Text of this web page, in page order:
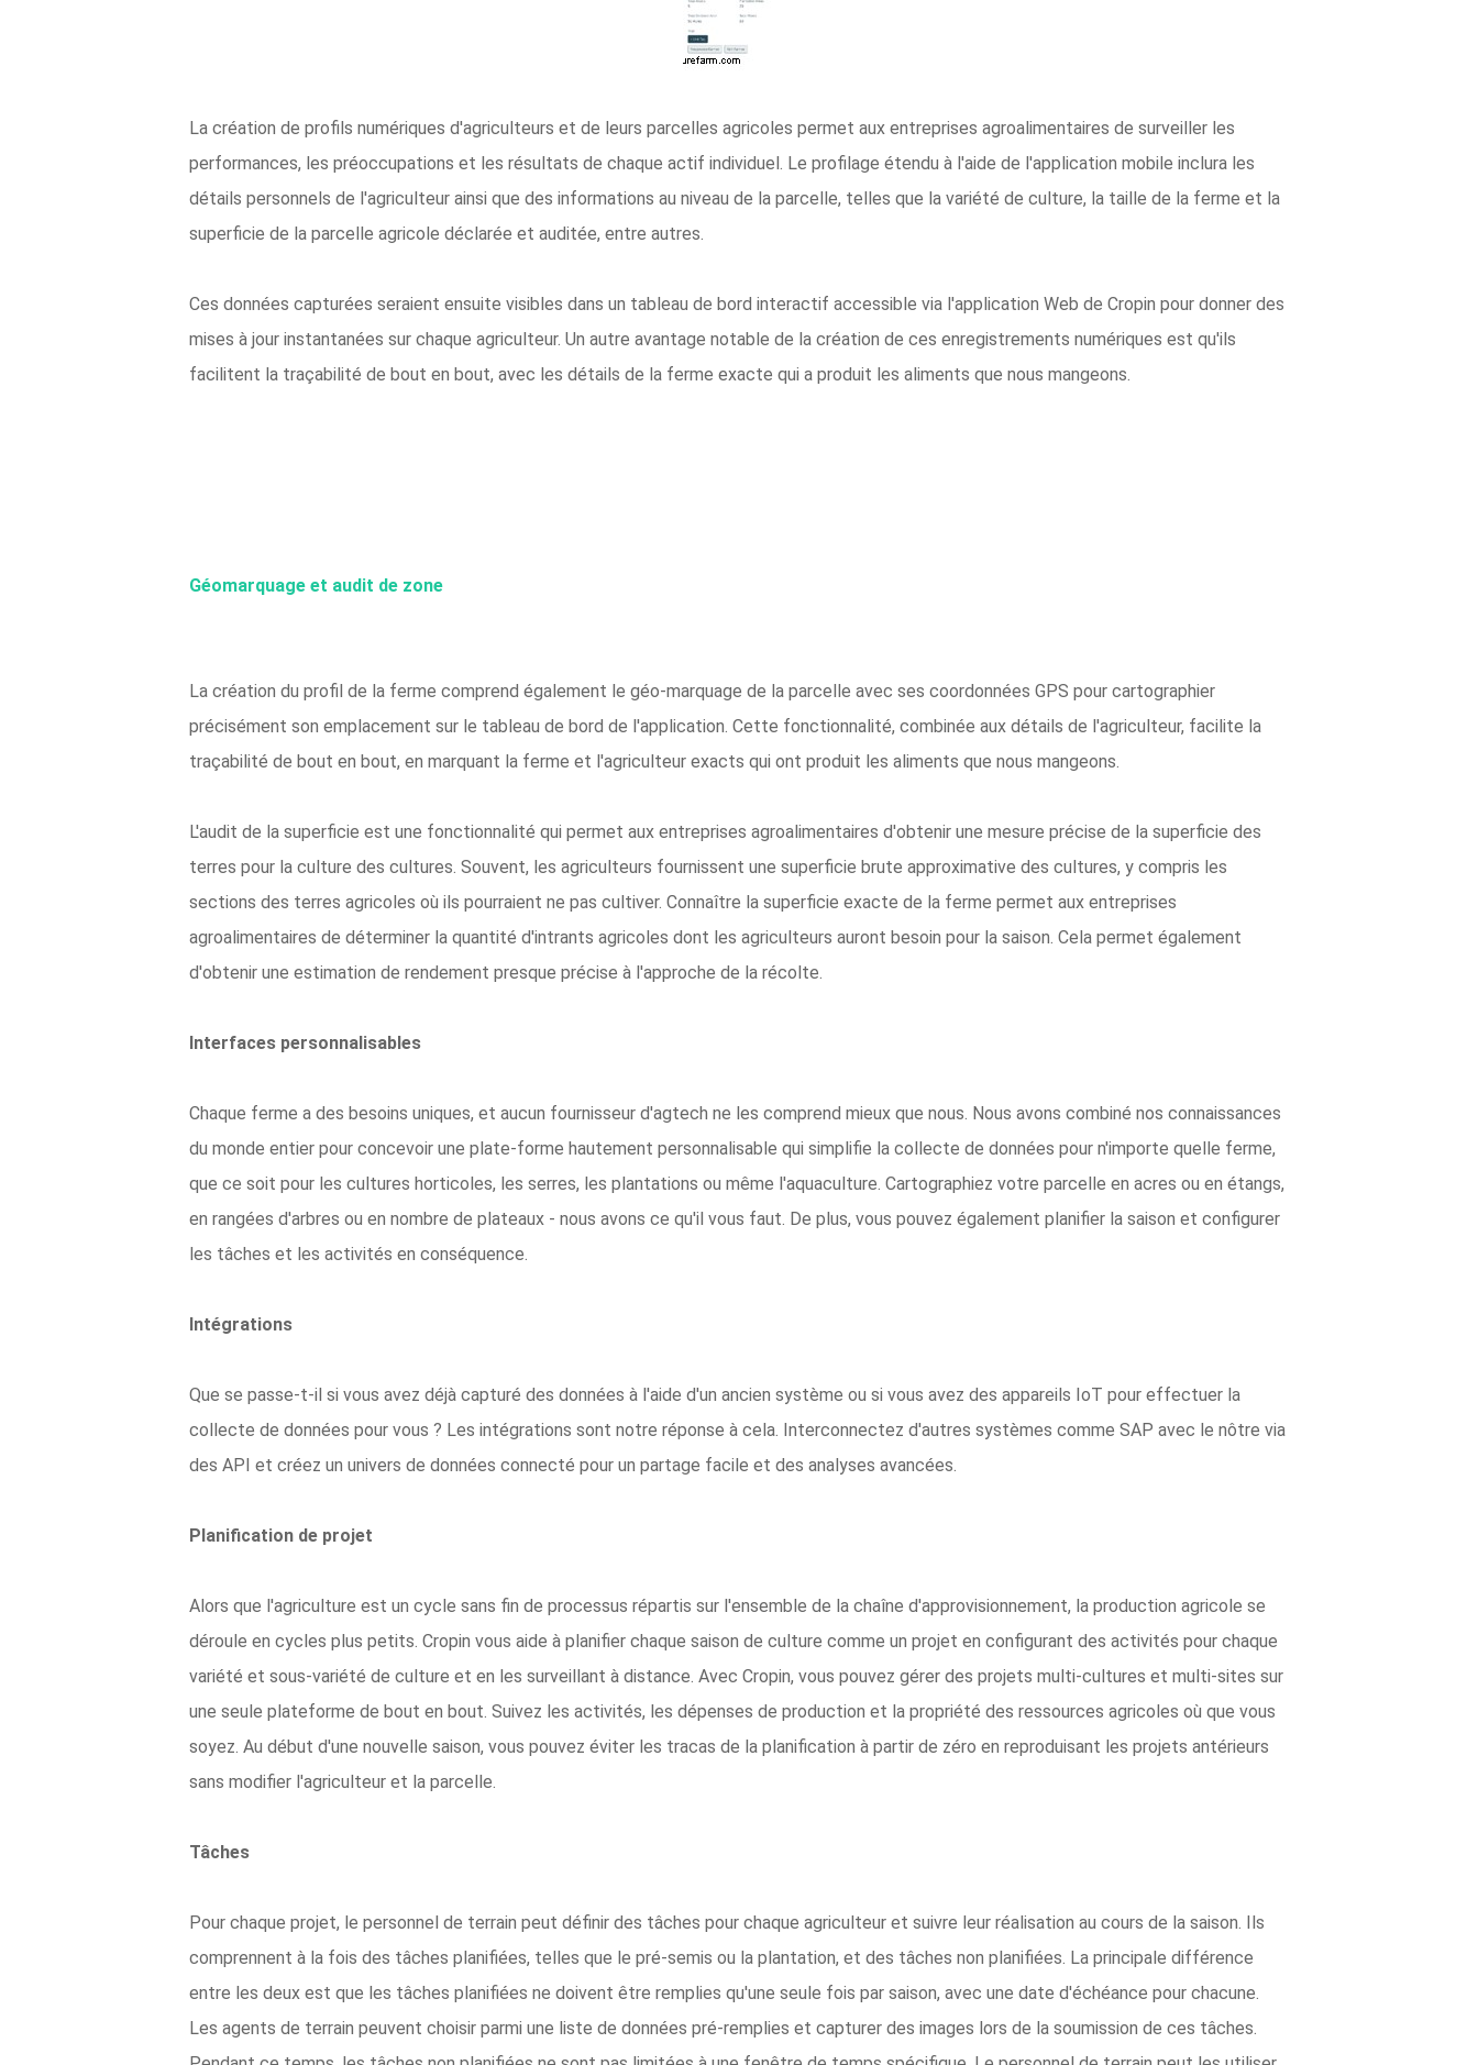
La création de profils numériques d'agriculteurs et de leurs parcelles agricoles permet aux entreprises agroalimentaires de surveiller les
performances, les préoccupations et les résultats de chaque actif individuel. Le profilage étendu à l'aide de l'application mobile inclura les
détails personnels de l'agriculteur ainsi que des informations au niveau de la parcelle, telles que la variété de culture, la taille de la ferme et la
superficie de la parcelle agricole déclarée et auditée, entre autres.
Ces données capturées seraient ensuite visibles dans un tableau de bord interactif accessible via l'application Web de Cropin pour donner des
mises à jour instantanées sur chaque agriculteur. Un autre avantage notable de la création de ces enregistrements numériques est qu'ils
facilitent la traçabilité de bout en bout, avec les détails de la ferme exacte qui a produit les aliments que nous mangeons.
Géomarquage et audit de zone
La création du profil de la ferme comprend également le géo-marquage de la parcelle avec ses coordonnées GPS pour cartographier
précisément son emplacement sur le tableau de bord de l'application. Cette fonctionnalité, combinée aux détails de l'agriculteur, facilite la
traçabilité de bout en bout, en marquant la ferme et l'agriculteur exacts qui ont produit les aliments que nous mangeons.
L'audit de la superficie est une fonctionnalité qui permet aux entreprises agroalimentaires d'obtenir une mesure précise de la superficie des
terres pour la culture des cultures. Souvent, les agriculteurs fournissent une superficie brute approximative des cultures, y compris les
sections des terres agricoles où ils pourraient ne pas cultiver. Connaître la superficie exacte de la ferme permet aux entreprises
agroalimentaires de déterminer la quantité d'intrants agricoles dont les agriculteurs auront besoin pour la saison. Cela permet également
d'obtenir une estimation de rendement presque précise à l'approche de la récolte.
Interfaces personnalisables
Chaque ferme a des besoins uniques, et aucun fournisseur d'agtech ne les comprend mieux que nous. Nous avons combiné nos connaissances
du monde entier pour concevoir une plate-forme hautement personnalisable qui simplifie la collecte de données pour n'importe quelle ferme,
que ce soit pour les cultures horticoles, les serres, les plantations ou même l'aquaculture. Cartographiez votre parcelle en acres ou en étangs,
en rangées d'arbres ou en nombre de plateaux - nous avons ce qu'il vous faut. De plus, vous pouvez également planifier la saison et configurer
les tâches et les activités en conséquence.
Intégrations
Que se passe-t-il si vous avez déjà capturé des données à l'aide d'un ancien système ou si vous avez des appareils IoT pour effectuer la
collecte de données pour vous ? Les intégrations sont notre réponse à cela. Interconnectez d'autres systèmes comme SAP avec le nôtre via
des API et créez un univers de données connecté pour un partage facile et des analyses avancées.
Planification de projet
Alors que l'agriculture est un cycle sans fin de processus répartis sur l'ensemble de la chaîne d'approvisionnement, la production agricole se
déroule en cycles plus petits. Cropin vous aide à planifier chaque saison de culture comme un projet en configurant des activités pour chaque
variété et sous-variété de culture et en les surveillant à distance. Avec Cropin, vous pouvez gérer des projets multi-cultures et multi-sites sur
une seule plateforme de bout en bout. Suivez les activités, les dépenses de production et la propriété des ressources agricoles où que vous
soyez. Au début d'une nouvelle saison, vous pouvez éviter les tracas de la planification à partir de zéro en reproduisant les projets antérieurs
sans modifier l'agriculteur et la parcelle.
Tâches
Pour chaque projet, le personnel de terrain peut définir des tâches pour chaque agriculteur et suivre leur réalisation au cours de la saison. Ils
comprennent à la fois des tâches planifiées, telles que le pré-semis ou la plantation, et des tâches non planifiées. La principale différence
entre les deux est que les tâches planifiées ne doivent être remplies qu'une seule fois par saison, avec une date d'échéance pour chacune.
Les agents de terrain peuvent choisir parmi une liste de données pré-remplies et capturer des images lors de la soumission de ces tâches.